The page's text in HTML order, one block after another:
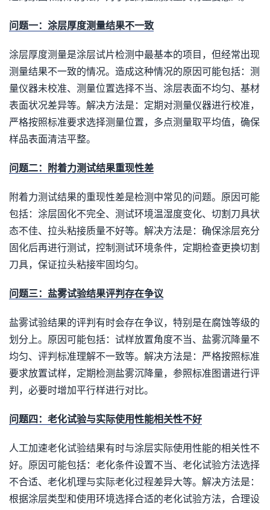
问题一：涂层厚度测量结果不一致
涂层厚度测量是涂层试片检测中最基本的项目，但经常出现
测量结果不一致的情况。造成这种情况的原因可能包括：测
量仪器未校准、测量位置选择不当、涂层表面不均匀、基材
表面状况差异等。解决方法是：定期对测量仪器进行校准，
严格按照标准要求选择测量位置，多点测量取平均值，确保
样品表面清洁平整。
问题二：附着力测试结果重现性差
附着力测试结果的重现性差是检测中常见的问题。原因可能
包括：涂层固化不完全、测试环境温湿度变化、切割刀具状
态不佳、拉头粘接质量不好等。解决方法是：确保涂层充分
固化后再进行测试，控制测试环境条件，定期检查更换切割
刀具，保证拉头粘接牢固均匀。
问题三：盐雾试验结果评判存在争议
盐雾试验结果的评判有时会存在争议，特别是在腐蚀等级的
划分上。原因可能包括：试样放置角度不当、盐雾沉降量不
均匀、评判标准理解不一致等。解决方法是：严格按照标准
要求放置试样，定期检测盐雾沉降量，参照标准图谱进行评
判，必要时增加平行样进行对比。
问题四：老化试验与实际使用性能相关性不好
人工加速老化试验结果有时与涂层实际使用性能的相关性不
好。原因可能包括：老化条件设置不当、老化试验方法选择
不合适、老化机理与实际老化过程差异大等。解决方法是：
根据涂层类型和使用环境选择合适的老化试验方法，合理设